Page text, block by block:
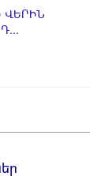
ՎԵՐԻՆ